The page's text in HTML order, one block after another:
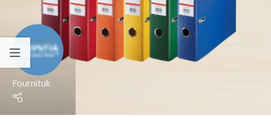
Fournituk